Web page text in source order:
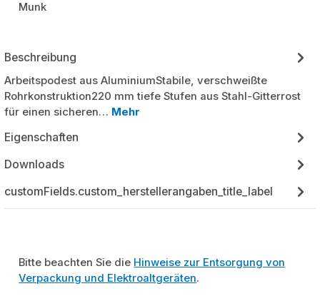
Munk
Beschreibung
Arbeitspodest aus AluminiumStabile, verschweißte
Rohrkonstruktion220 mm tiefe Stufen aus Stahl-Gitterrost
für einen sicheren… Mehr
Eigenschaften
Downloads
customFields.custom_herstellerangaben_title_label
Bitte beachten Sie die Hinweise zur Entsorgung von
Verpackung und Elektroaltgeräten.